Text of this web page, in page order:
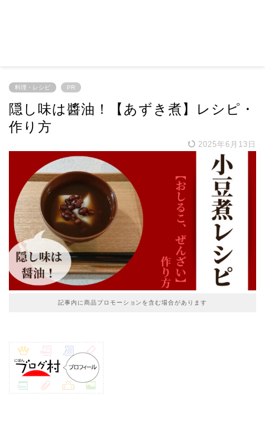
料理・レシピ PR
隠し味は醬油！【あずき煮】レシピ・
作り方
2025年6月13日
記事内に商品プロモーションを含む場合があります